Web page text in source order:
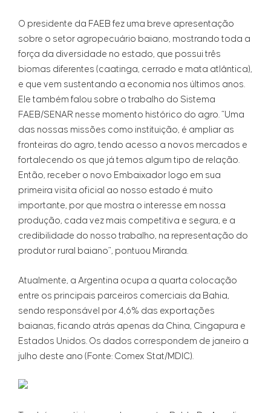
O presidente da FAEB fez uma breve apresentação
sobre o setor agropecuário baiano, mostrando toda a
força da diversidade no estado, que possui três
biomas diferentes (caatinga, cerrado e mata atlântica),
e que vem sustentando a economia nos últimos anos.
Ele também falou sobre o trabalho do Sistema
FAEB/SENAR nesse momento histórico do agro. “Uma
das nossas missões como instituição, é ampliar as
fronteiras do agro, tendo acesso a novos mercados e
fortalecendo os que já temos algum tipo de relação.
Então, receber o novo Embaixador logo em sua
primeira visita oficial ao nosso estado é muito
importante, por que mostra o interesse em nossa
produção, cada vez mais competitiva e segura, e a
credibilidade do nosso trabalho, na representação do
produtor rural baiano”, pontuou Miranda.
Atualmente, a Argentina ocupa a quarta colocação
entre os principais parceiros comerciais da Bahia,
sendo responsável por 4,6% das exportações
baianas, ficando atrás apenas da China, Cingapura e
Estados Unidos. Os dados correspondem de janeiro a
julho deste ano (Fonte: Comex Stat/MDIC).